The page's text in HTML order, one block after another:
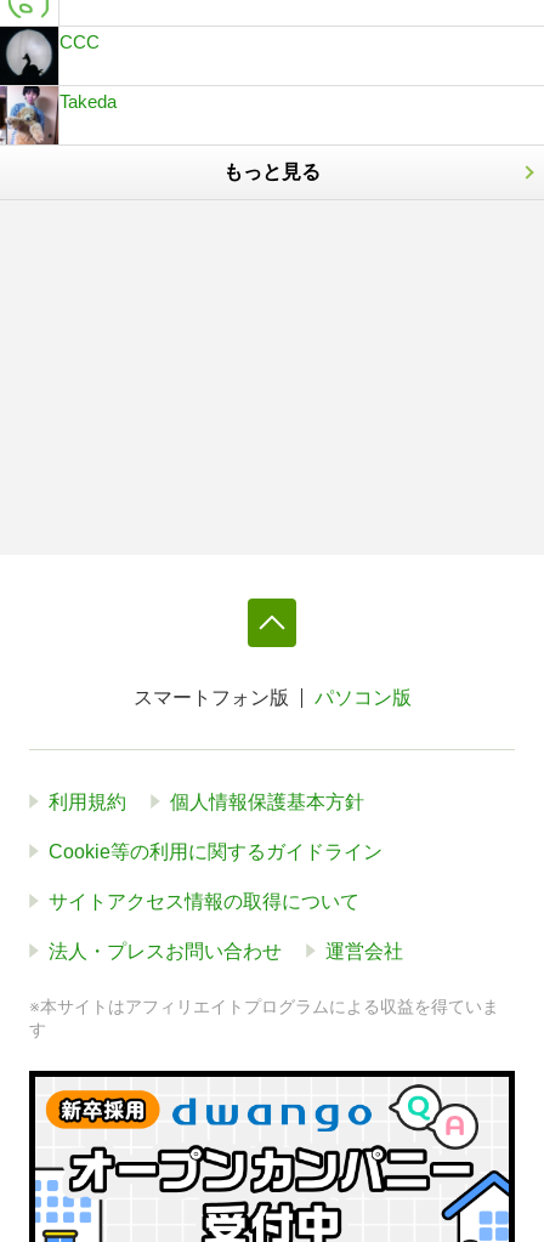
CCC
Takeda
もっと見る
スマートフォン版 パソコン版
利用規約 個人情報保護基本方針
Cookie等の利用に関するガイドライン
サイトアクセス情報の取得について
法人・プレスお問い合わせ 運営会社
※本サイトはアフィリエイトプログラムによる収益を得ていま
す